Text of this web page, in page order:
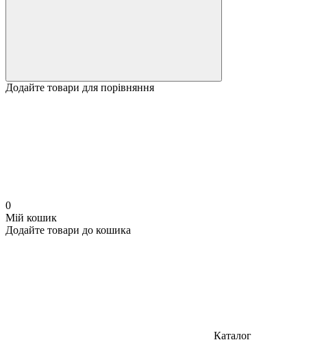
Додайте товари для порівняння
0
Мій кошик
Додайте товари до кошика
Каталог